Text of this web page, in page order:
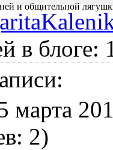
и общительной
в блоге:
марта
2)